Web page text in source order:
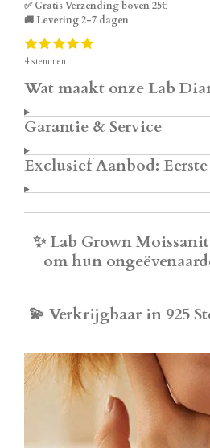
✅ Gratis Verzending boven 25€
🚚 Levering 2-7 dagen
R
a
i
g
:
s
t
e
r
1
s
e
r
2
s
t
e
r
e
n
3
s
t
r
e
n
4
t
r
e
n
5
r
e
n
S
m
n
4 stemmen
Wat maakt onze Lab
Garantie & Service
Exclusief Aanbod:
✨Lab Grown
om hun
💫 Verkrijgbaar in 925